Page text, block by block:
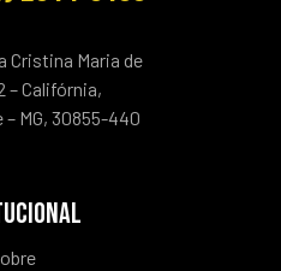
Cristina Maria de
– Califórnia,
MG, 30855-440